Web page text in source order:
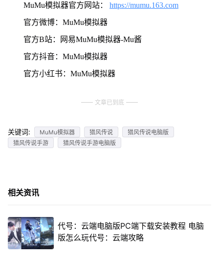
MuMu模拟器官方网站： https://mumu.163.com
官方微博：MuMu模拟器
官方B站：网易MuMu模拟器-Mu酱
官方抖音：MuMu模拟器
官方小红书：MuMu模拟器
文章已到底
关键词: MuMu模拟器 猎风传说
猎风传说电脑版
猎风传说手游
猎风传说手游电脑版
相关资讯
代号：云端电脑版PC端下载安装教程 电脑
版怎么玩代号：云端攻略